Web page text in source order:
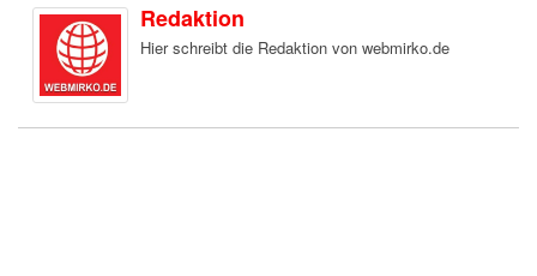
Redaktion
Hier schreibt die Redaktion von webmirko.de